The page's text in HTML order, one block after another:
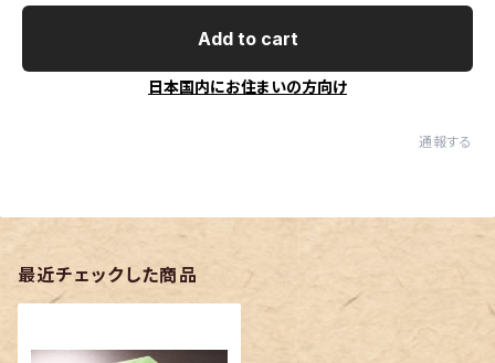
Add to cart
日本国内にお住まいの方向け
通報する
最近チェックした商品